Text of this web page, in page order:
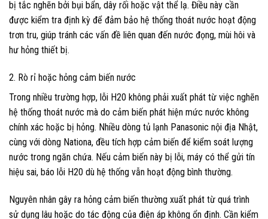
bị tắc nghẽn bởi bụi bẩn, dây rối hoặc vật thể lạ. Điều này cần
được kiểm tra định kỳ để đảm bảo hệ thống thoát nước hoạt động
trơn tru, giúp tránh các vấn đề liên quan đến nước đọng, mùi hôi và
hư hỏng thiết bị.
2. Rò rỉ hoặc hỏng cảm biến nước
Trong nhiều trường hợp, lỗi H20 không phải xuất phát từ việc nghẽn
hệ thống thoát nước mà do cảm biến phát hiện mức nước không
chính xác hoặc bị hỏng. Nhiều dòng tủ lạnh Panasonic nội địa Nhật,
cùng với dòng Nationa, đều tích hợp cảm biến để kiểm soát lượng
nước trong ngăn chứa. Nếu cảm biến này bị lỗi, máy có thể gửi tín
hiệu sai, báo lỗi H20 dù hệ thống vẫn hoạt động bình thường.
Nguyên nhân gây ra hỏng cảm biến thường xuất phát từ quá trình
sử dụng lâu hoặc do tác động của điện áp không ổn định. Cần kiểm